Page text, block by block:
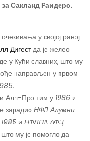
Оакланд Раидерс.
у својој раној
Дигестда је желео
у Кући славних, што му
направљен у првом
Алл-Про тим у 1986 и
зарадиоНФЛ Алумни
1985 и НФЛПА АФЦ
што му је помогло да